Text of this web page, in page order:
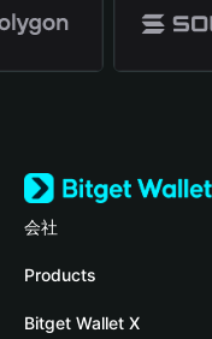
会社
Bitget Walletについて
ブログ
Products
Crypto Card
Bitget Wallet X